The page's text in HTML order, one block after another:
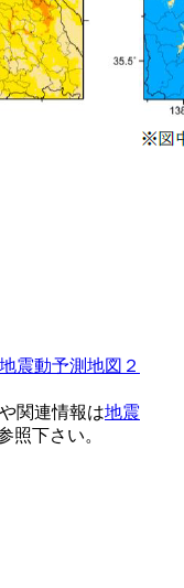
震動予測地図２
関連情報は地震
照下さい。